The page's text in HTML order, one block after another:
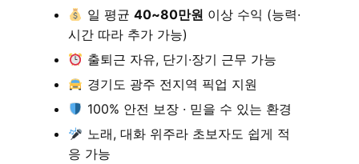
일 평균 40~80만원 이상 수익 (능력·
시간 따라 추가 가능)
출퇴근 자유, 단기·장기 근무 가능
경기도 광주 전지역 픽업 지원
100% 안전 보장 · 믿을 수 있는 환경
노래, 대화 위주라 초보자도 쉽게 적
응 가능